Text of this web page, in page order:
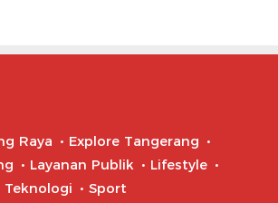
Raya
Explore Tangerang
Layanan Publik
Lifestyle
Teknologi Sport